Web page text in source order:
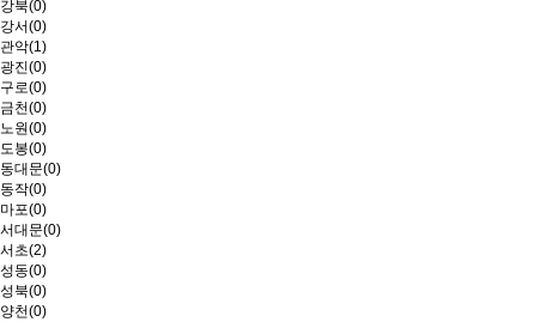
강북(0)
강서(0)
관악(1)
광진(0)
구로(0)
금천(0)
노원(0)
도봉(0)
동대문(0)
동작(0)
마포(0)
서대문(0)
서초(2)
성동(0)
성북(0)
양천(0)